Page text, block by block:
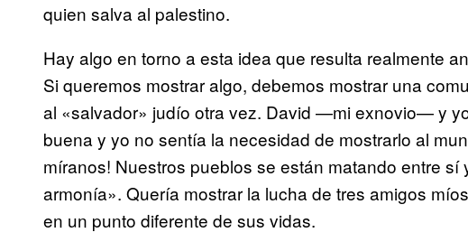
quien salva al palestino.
Hay algo en torno a esta idea que resulta realmente
Si queremos mostrar algo, debemos mostrar una
al «salvador» judío otra vez. David —mi exnovio— y
buena y yo no sentía la necesidad de mostrarlo al
míranos! Nuestros pueblos se están matando entre
armonía». Quería mostrar la lucha de tres amigos
en un punto diferente de sus vidas.